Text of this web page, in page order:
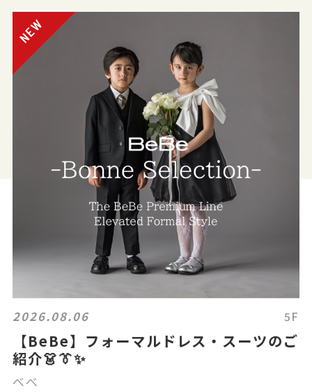
2026.08.06 5F
【BeBe】フォーマルドレス・スーツのご
紹介👗👔✨
べべ